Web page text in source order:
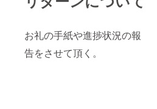
お礼の手紙や進捗状況の報
告をさせて頂く。